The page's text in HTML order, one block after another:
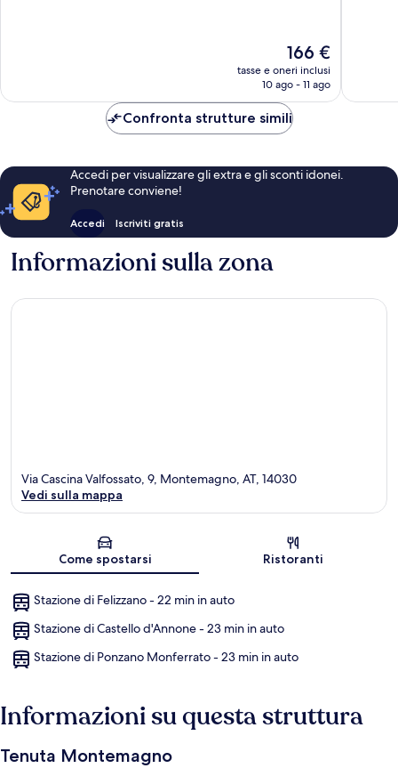
Il
prezzo
attuale
166 €
166 €
tasse e oneri inclusi
10 ago - 11 ago
Confronta strutture simili
Accedi per visualizzare gli extra e gli sconti idonei.
Prenotare conviene!
Accedi Iscriviti gratis
Informazioni sulla zona
Via Cascina Valfossato, 9, Montemagno, AT, 14030
Vedi sulla mappa
Come spostarsi Ristoranti
Stazione di Felizzano - 22 min in auto
Stazione di Castello d'Annone - 23 min in auto
Stazione di Ponzano Monferrato - 23 min in auto
Informazioni su questa struttura
Tenuta Montemagno